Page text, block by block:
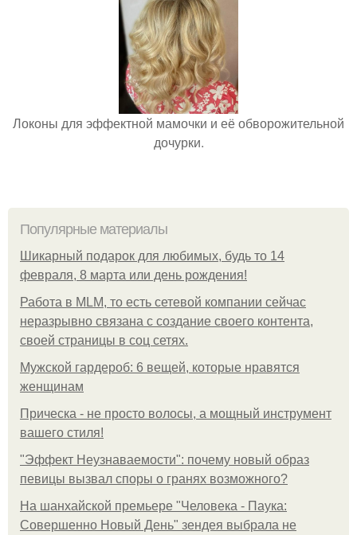
Локоны для эффектной мамочки и её обворожительной
дочурки.
Популярные материалы
Шикарный подарок для любимых, будь то 14
февраля, 8 марта или день рождения!
Работа в MLM, то есть сетевой компании сейчас
неразрывно связана с создание своего контента,
своей страницы в соц сетях.
Мужской гардероб: 6 вещей, которые нравятся
женщинам
Прическа - не просто волосы, а мощный инструмент
вашего стиля!
"Эффект Неузнаваемости": почему новый образ
певицы вызвал споры о гранях возможного?
На шанхайской премьере "Человека - Паука:
Совершенно Новый День" зендея выбрала не